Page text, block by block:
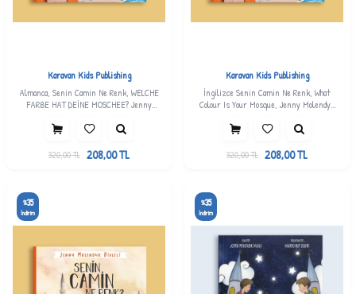
Karavan Kids Publishing
Almanca, Senin Camin Ne Renk, WELCHE
FARBE HAT DEİNE MOSCHEE? Jenny
320,00TL 208,00TL
Karavan Kids Publishing
İngilizce Senin Camin Ne Renk, What
Colour Is Your Mosque, Jenny Molendyk
320,00TL 208,00TL
%35
İndirim
%35
İndirim